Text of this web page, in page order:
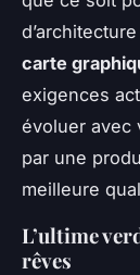
carte
exigences
évoluer avec
par une
meilleure
L’ultime
rêves